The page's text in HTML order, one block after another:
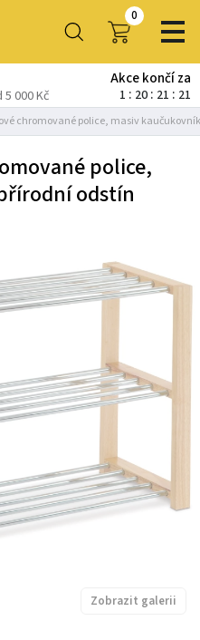
0
000 Kč
Akce končí za
1 20 21 20
chromované police, masiv
police,
odstín
Zobrazit galerii